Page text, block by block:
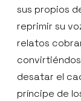
sus propios
reprimir su
relatos
desatar el
príncipe de